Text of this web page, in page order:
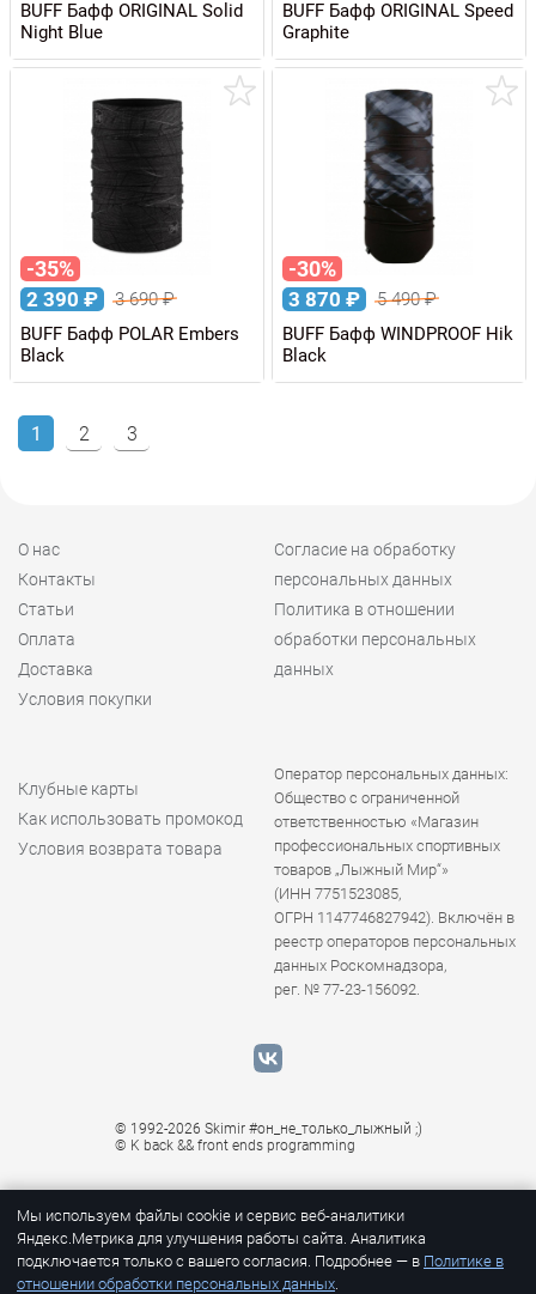
BUFF Бафф ORIGINAL Solid
Night Blue
BUFF Бафф ORIGINAL Speed
Graphite
-35%
2 390 ₽ 3 690₽
BUFF Бафф POLAR Embers
Black
-30%
3 870 ₽ 5 490₽
BUFF Бафф WINDPROOF Hik
Black
1 2 3
О нас
Контакты
Статьи
Оплата
Доставка
Условия покупки
Согласие на обработку
персональных данных
Политика в отношении
обработки персональных
данных
Клубные карты
Как использовать промокод
Условия возврата товара
Оператор персональных данных:
Общество с ограниченной
ответственностью «Магазин
профессиональных спортивных
товаров „Лыжный Мир“»
(ИНН 7751523085,
ОГРН 1147746827942). Включён в
реестр операторов персональных
данных Роскомнадзора,
рег. № 77-23-156092.
© 1992-2026 Skimir #он_не_только_лыжный ;)
© K back && front ends programming
Мы используем файлы cookie и сервис веб-аналитики
Яндекс.Метрика для улучшения работы сайта. Аналитика
подключается только с вашего согласия. Подробнее — в Политике в
отношении обработки персональных данных.